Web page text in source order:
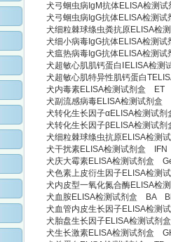
犬弓蛔虫病IgM抗体ELISA检
犬弓蛔虫病IgG抗体ELISA检
犬细粒棘球绦虫粪抗原ELISA
犬细小病毒IgG抗体ELISA检
犬瘟热病毒IgG抗体ELISA检
犬超敏心肌肌钙蛋白ⅠELISA检
犬超敏心肌特异性肌钙蛋白
犬内毒素ELISA检测试剂盒
犬副流感病毒ELISA检测试
犬转化生长因子αELISA检测
犬转化生长因子βELISA检测
犬细粒棘球绦虫抗原ELISA检
犬干扰素ELISA检测试剂盒
犬庆大霉素ELISA检测试剂盒
犬色素上皮衍生因子ELISA检
犬内皮型一氧化氮合酶ELISA
犬血胺ELISA检测试剂盒 BA
犬血管内皮生长因子ELISA检
犬胎盘生长因子ELISA检测试
犬生长激素ELISA检测试剂盒